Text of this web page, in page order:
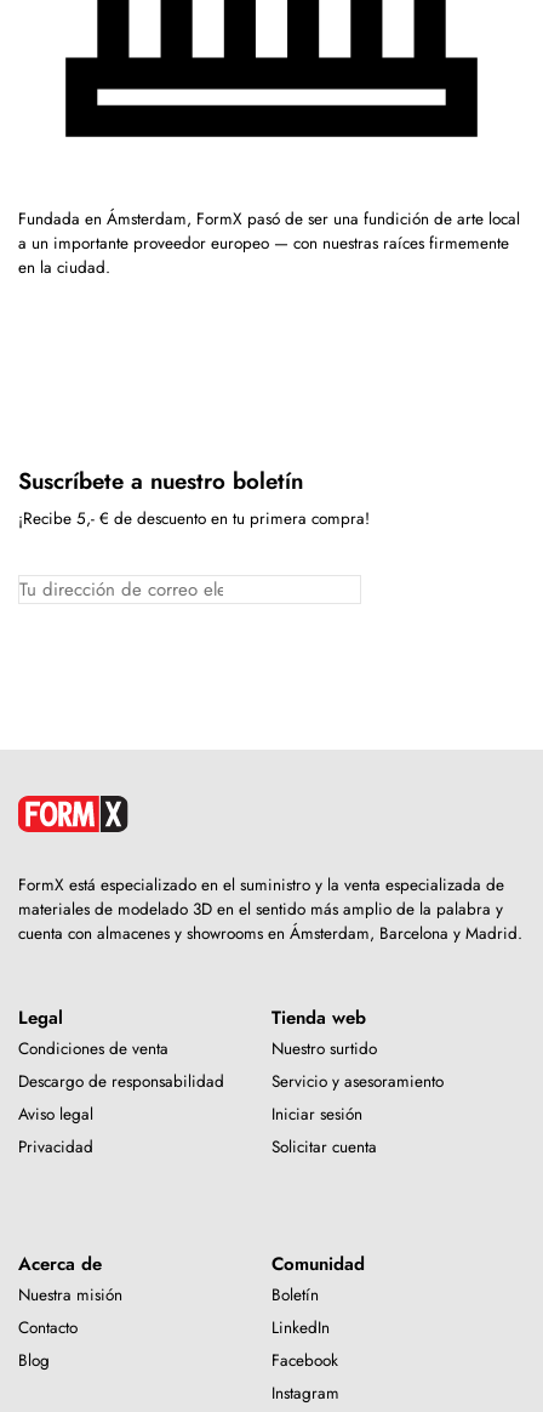
Fundada en Ámsterdam, FormX pasó de ser una fundición de arte local
a un importante proveedor europeo — con nuestras raíces firmemente
en la ciudad.
Suscríbete a nuestro boletín
¡Recibe 5,- € de descuento en tu primera compra!
FormX está especializado en el suministro y la venta especializada de
materiales de modelado 3D en el sentido más amplio de la palabra y
cuenta con almacenes y showrooms en Ámsterdam, Barcelona y Madrid.
Legal
Condiciones de venta
Descargo de responsabilidad
Aviso legal
Privacidad
Tienda web
Nuestro surtido
Servicio y asesoramiento
Iniciar sesión
Solicitar cuenta
Acerca de
Nuestra misión
Contacto
Blog
Comunidad
Boletín
LinkedIn
Facebook
Instagram